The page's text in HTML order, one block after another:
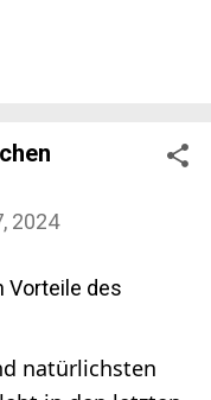
2024
Vorteile des
natürlichsten